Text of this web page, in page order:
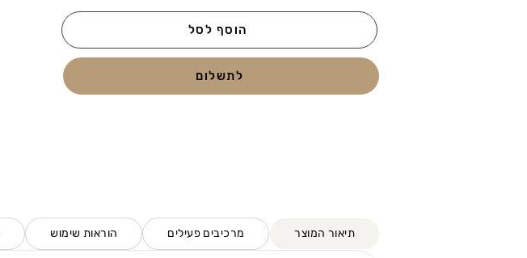
הוסף לסל
לתשלום
תיאור המוצר מרכיבים פעילים הוראות שימוש